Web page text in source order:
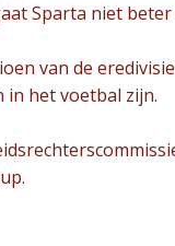
Sparta niet beter
van de
in het voetbal zijn.